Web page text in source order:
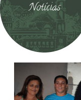
Notícias